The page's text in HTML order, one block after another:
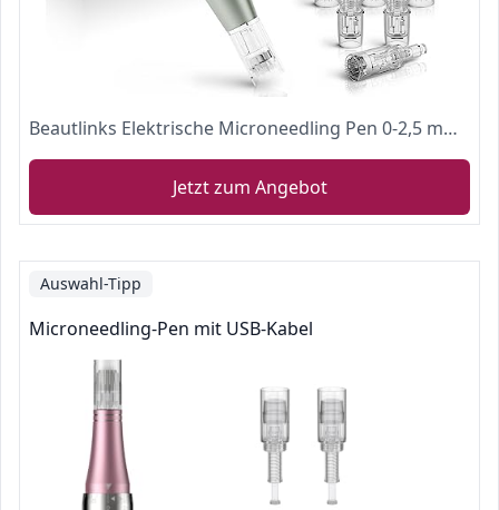
Beautlinks Elektrische Microneedling Pen 0-2,5 mm mit 4 LED Licht und 6 Stufen, Microneedle Haut Reparatur-Tool für Gesicht Hautverjüngung, Anti Akne, Anti Falten (Inkl. 10 Nadeln Patronen)
Jetzt zum Angebot
Auswahl-Tipp
Microneedling-Pen mit USB-Kabel